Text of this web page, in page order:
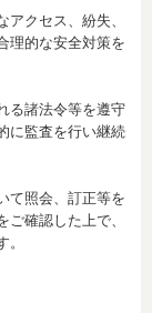
クセス、紛失、
理的な安全対策を
る諸法令等を遵守
に監査を行い継続
て照会、訂正等を
確認した上で、